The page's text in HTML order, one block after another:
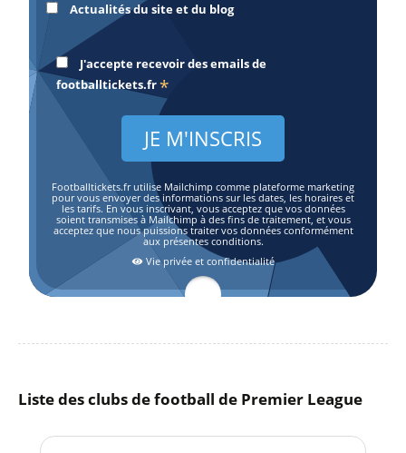
Actualités du site et du blog
J'accepte recevoir des emails de
footballtickets.fr *
Footballtickets.fr utilise Mailchimp comme plateforme marketing
pour vous envoyer des informations sur les dates, les horaires et
les tarifs. En vous inscrivant, vous acceptez que vos données
soient transmises à Mailchimp à des fins de traitement, et vous
acceptez que nous puissions traiter vos données conformément
aux présentes conditions.
Vie privée et confidentialité
Liste des clubs de football de Premier League